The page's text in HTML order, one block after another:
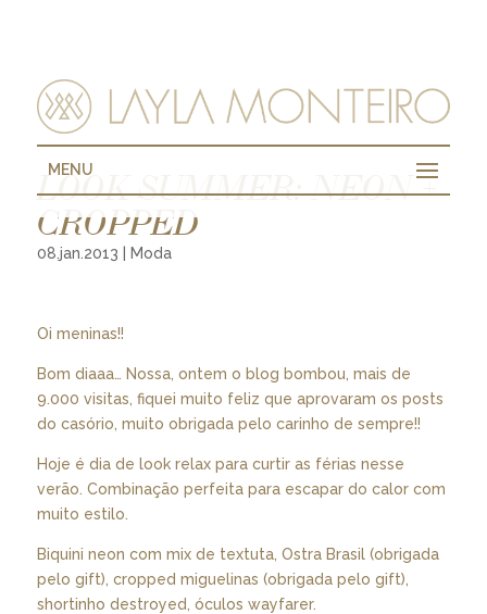
MENU
LOOK SUMMER: NEON +
CROPPED
08.jan.2013 Moda
Oi meninas!!
Bom diaaa… Nossa, ontem o blog bombou, mais de
9.000 visitas, fiquei muito feliz que aprovaram os posts
do casório, muito obrigada pelo carinho de sempre!!
Hoje é dia de look relax para curtir as férias nesse
verão. Combinação perfeita para escapar do calor com
muito estilo.
Biquini neon com mix de textuta, Ostra Brasil (obrigada
pelo gift), cropped miguelinas (obrigada pelo gift),
shortinho destroyed, óculos wayfarer.